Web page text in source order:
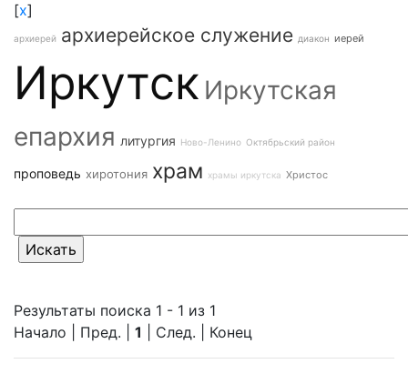
[x]
архиерей архиерейское служение диакон иерей
Иркутск Иркутская
епархия литургия Ново-Ленино Октябрьский район
проповедь хиротония храм храмы иркутска Христос
Результаты поиска 1 - 1 из 1
Начало | Пред. | 1 | След. | Конец